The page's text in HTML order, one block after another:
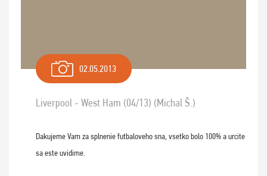
02.05.2013
Liverpool - West Ham (04/13) (Michal Š.)
Dakujeme Vam za splnenie futbaloveho sna, vsetko bolo 100% a urcite
sa este uvidime.